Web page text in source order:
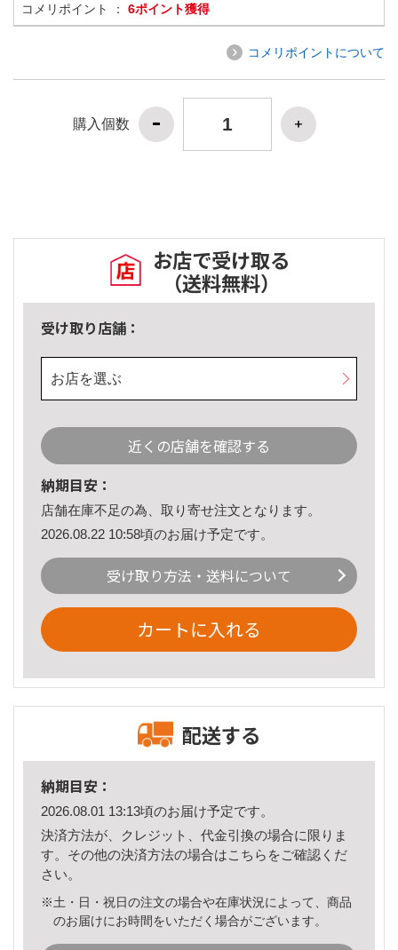
コメリポイント ： 6ポイント獲得
コメリポイントについて
購入個数
お店で受け取る
（送料無料）
受け取り店舗：
お店を選ぶ
近くの店舗を確認する
納期目安：
店舗在庫不足の為、取り寄せ注文となります。
2026.08.22 10:58頃のお届け予定です。
受け取り方法・送料について
カートに入れる
配送する
納期目安：
2026.08.01 13:13頃のお届け予定です。
決済方法が、クレジット、代金引換の場合に限りま
す。その他の決済方法の場合はこちら をご確認くだ
さい。
※土・日・祝日の注文の場合や在庫状況によって、商品
のお届けにお時間をいただく場合がございます。